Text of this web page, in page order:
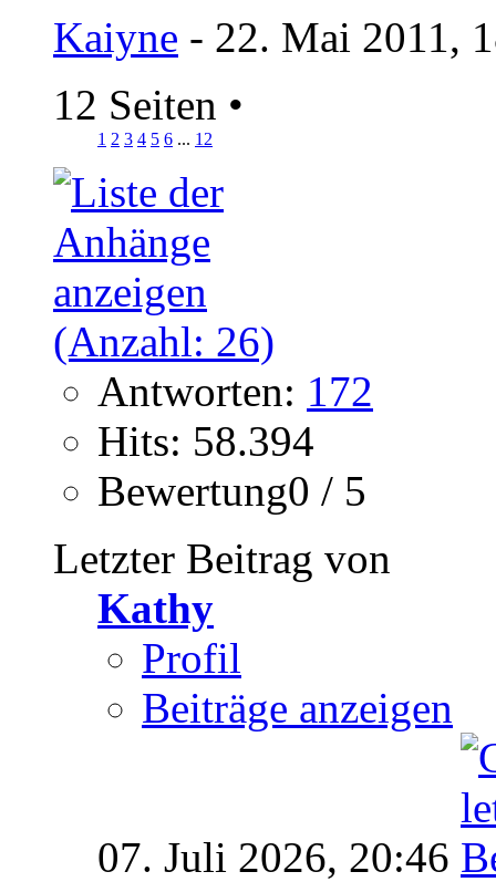
Kaiyne - 22. Mai 2011,
12 Seiten •
1 2 3 4 5 6 ... 12
Antworten: 172
Hits: 58.394
Bewertung0 / 5
Letzter Beitrag von
Kathy
Profil
Beiträge anzeigen
07. Juli 2026, 20:46